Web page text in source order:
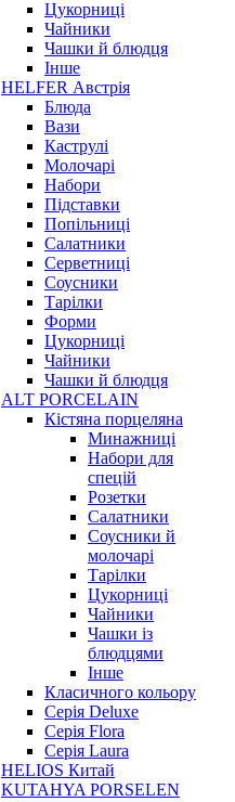
Цукорниці
Чайники
Чашки й блюдця
Інше
HELFER Австрія
Блюда
Вази
Каструлі
Молочарі
Набори
Підставки
Попільниці
Салатники
Серветниці
Соусники
Тарілки
Форми
Цукорниці
Чайники
Чашки й блюдця
ALT PORCELAIN
Кістяна порцеляна
Минажниці
Набори для
спецій
Розетки
Салатники
Соусники й
молочарі
Тарілки
Цукорниці
Чайники
Чашки із
блюдцями
Інше
Класичного кольору
Серія Deluxe
Серія Flora
Серія Laura
HELIOS Китай
KUTAHYA PORSELEN